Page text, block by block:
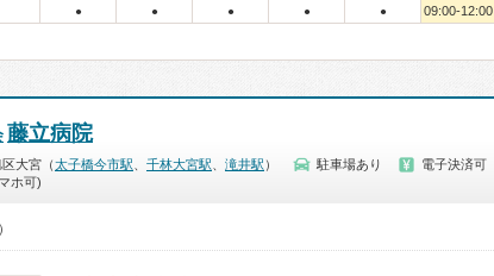
● ● ● ● ● 09:00-12:00
藤立病院
大宮（太子橋今市駅 千林大宮駅 滝井駅 ） 駐車場あり 電子決済可
ホ可)